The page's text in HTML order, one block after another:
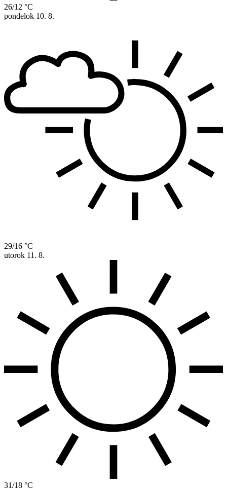
26/12 °C
pondelok 10. 8.
29/16 °C
utorok 11. 8.
31/18 °C